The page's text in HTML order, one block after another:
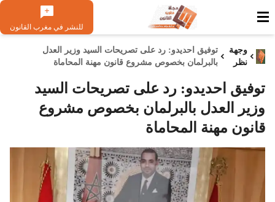
للنشر في مغرب القانون
وجهة
نظر
توفيق احديدو: رد على تصريحات السيد وزير العدل
بالبرلمان بخصوص مشروع قانون مهنة المحاماة
توفيق احديدو: رد على تصريحات السيد
وزير العدل بالبرلمان بخصوص مشروع
قانون مهنة المحاماة